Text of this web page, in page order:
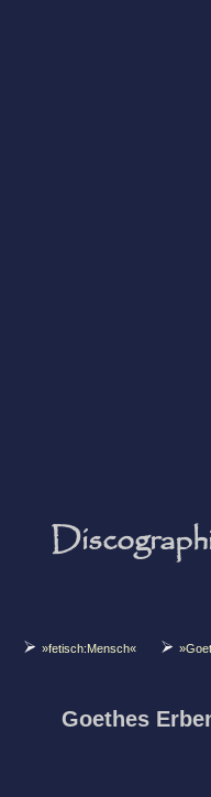
»fetisch:Mensch«
Goethes